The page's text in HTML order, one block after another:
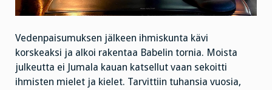
Vedenpaisumuksen jälkeen ihmiskunta kävi
korskeaksi ja alkoi rakentaa Babelin tornia. Moista
julkeutta ei Jumala kauan katsellut vaan sekoitti
ihmisten mielet ja kielet. Tarvittiin tuhansia vuosia,